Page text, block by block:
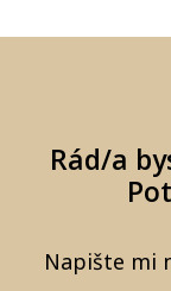
Rád/a
Napište mi